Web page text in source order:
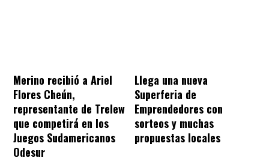
Merino recibió a Ariel
Flores Cheún,
representante de Trelew
que competirá en los
Juegos Sudamericanos
Odesur
Llega una nueva
Superferia de
Emprendedores con
sorteos y muchas
propuestas locales